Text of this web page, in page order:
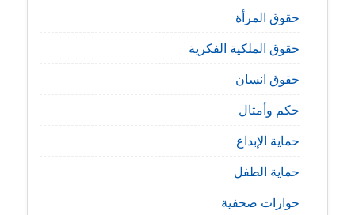
حقوق المرأة
حقوق الملكية الفكرية
حقوق انسان
حكم وأمثال
حماية الإبداع
حماية الطفل
حوارات صحفية